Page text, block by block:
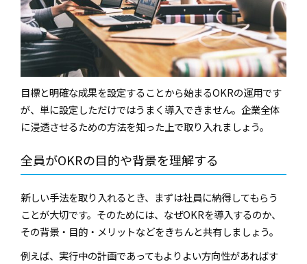
目標と明確な成果を設定することから始まるOKRの運用です
が、単に設定しただけではうまく導入できません。企業全体
に浸透させるための方法を知った上で取り入れましょう。
全員がOKRの目的や背景を理解する
新しい手法を取り入れるとき、まずは社員に納得してもらう
ことが大切です。そのためには、なぜOKRを導入するのか、
その背景・目的・メリットなどをきちんと共有しましょう。
例えば、実行中の計画であってもよりよい方向性があればす